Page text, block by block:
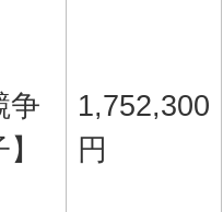
争
1,752,300
円